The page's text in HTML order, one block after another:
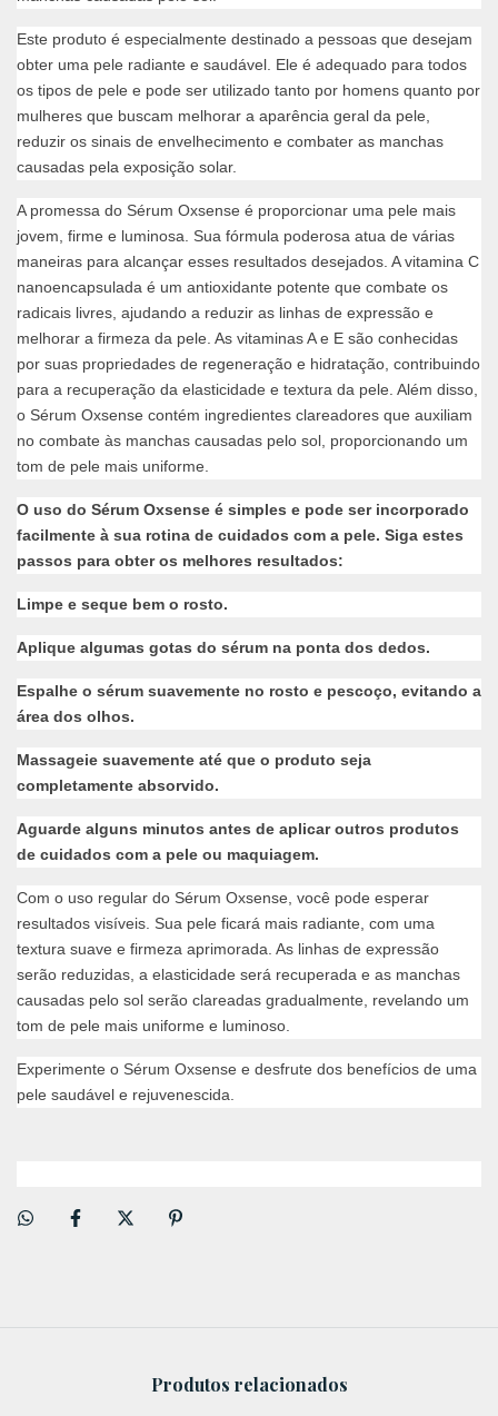
Este produto é especialmente destinado a pessoas que desejam
obter uma pele radiante e saudável. Ele é adequado para todos
os tipos de pele e pode ser utilizado tanto por homens quanto por
mulheres que buscam melhorar a aparência geral da pele,
reduzir os sinais de envelhecimento e combater as manchas
causadas pela exposição solar.
A promessa do Sérum Oxsense é proporcionar uma pele mais
jovem, firme e luminosa. Sua fórmula poderosa atua de várias
maneiras para alcançar esses resultados desejados. A vitamina C
nanoencapsulada é um antioxidante potente que combate os
radicais livres, ajudando a reduzir as linhas de expressão e
melhorar a firmeza da pele. As vitaminas A e E são conhecidas
por suas propriedades de regeneração e hidratação, contribuindo
para a recuperação da elasticidade e textura da pele. Além disso,
o Sérum Oxsense contém ingredientes clareadores que auxiliam
no combate às manchas causadas pelo sol, proporcionando um
tom de pele mais uniforme.
O uso do Sérum Oxsense é simples e pode ser incorporado
facilmente à sua rotina de cuidados com a pele. Siga estes
passos para obter os melhores resultados:
Limpe e seque bem o rosto.
Aplique algumas gotas do sérum na ponta dos dedos.
Espalhe o sérum suavemente no rosto e pescoço, evitando a
área dos olhos.
Massageie suavemente até que o produto seja
completamente absorvido.
Aguarde alguns minutos antes de aplicar outros produtos
de cuidados com a pele ou maquiagem.
Com o uso regular do Sérum Oxsense, você pode esperar
resultados visíveis. Sua pele ficará mais radiante, com uma
textura suave e firmeza aprimorada. As linhas de expressão
serão reduzidas, a elasticidade será recuperada e as manchas
causadas pelo sol serão clareadas gradualmente, revelando um
tom de pele mais uniforme e luminoso.
Experimente o Sérum Oxsense e desfrute dos benefícios de uma
pele saudável e rejuvenescida.
Produtos relacionados